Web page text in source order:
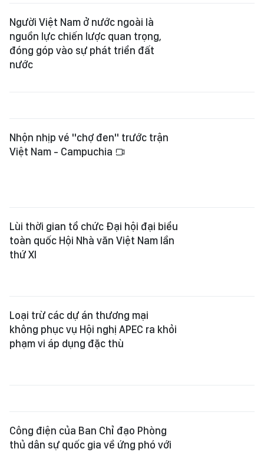
Người Việt Nam ở nước ngoài là
nguồn lực chiến lược quan trọng,
đóng góp vào sự phát triển đất
nước
Nhộn nhịp vé "chợ đen" trước trận
Việt Nam - Campuchia
Lùi thời gian tổ chức Đại hội đại biểu
toàn quốc Hội Nhà văn Việt Nam lần
thứ XI
Loại trừ các dự án thương mại
không phục vụ Hội nghị APEC ra khỏi
phạm vi áp dụng đặc thù
Công điện của Ban Chỉ đạo Phòng
thủ dân sự quốc gia về ứng phó với